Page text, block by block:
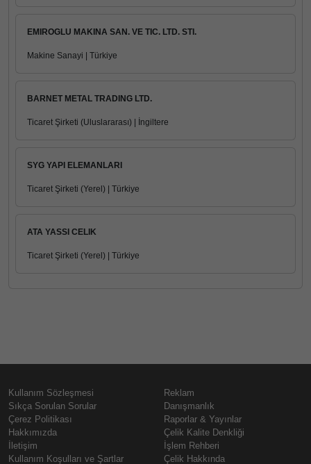
EMIROGLU MAKINA SAN. VE TIC. LTD. STI.
Makine Sanayi | Türkiye
BARNET METAL TRADING LTD.
Ticaret Şirketi (Uluslararası) | İngiltere
SYG YAPI ELEMANLARI
Ticaret Şirketi (Yerel) | Türkiye
ATA YASSI CELIK
Ticaret Şirketi (Yerel) | Türkiye
Kullanım Sözleşmesi
Sıkça Sorulan Sorular
Çerez Politikası
Hakkımızda
İletişim
Kullanım Koşulları ve Şartlar
Reklam
Danışmanlık
Raporlar & Yayınlar
Çelik Kalite Denkliği
İşlem Rehberi
Çelik Hakkında